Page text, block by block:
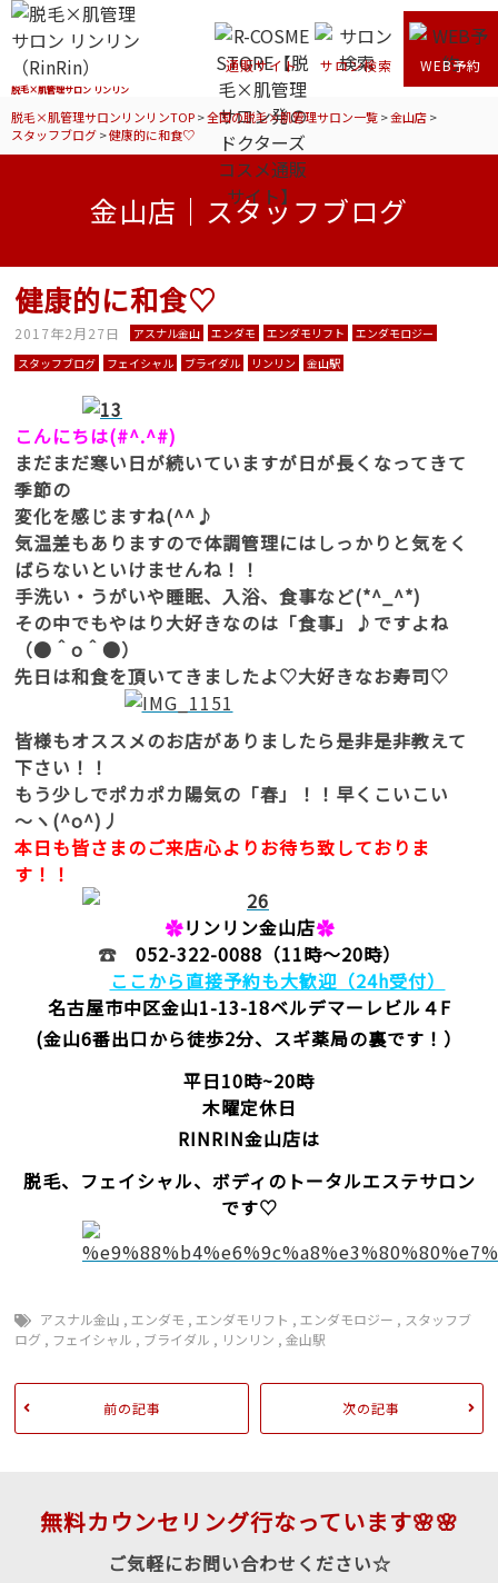
脱毛×肌管理サロン リンリン
通販サイト サロン検索 WEB予約
脱毛×肌管理サロンリンリンTOP>全国の脱毛×肌管理サロン一覧>金山店>
スタッフブログ>健康的に和食♡
金山店｜スタッフブログ
健康的に和食♡
2017年2月27日 アスナル金山 エンダモ エンダモリフト
エンダモロジー
スタッフブログ
フェイシャル ブライダル リンリン 金山駅
こんにちは(#^.^#)
まだまだ寒い日が続いていますが日が長くなってきて
季節の
変化を感じますね(^^♪
気温差もありますので体調管理にはしっかりと気をく
ばらないといけませんね！！
手洗い・うがいや睡眠、入浴、食事など(*^_^*)
その中でもやはり大好きなのは「食事」♪ですよね
（●＾o＾●）
先日は和食を頂いてきましたよ♡大好きなお寿司♡
皆様もオススメのお店がありましたら是非是非教えて
下さい！！
もう少しでポカポカ陽気の「春」！！早くこいこい
～ヽ(^o^)丿
本日も皆さまのご来店心よりお待ち致しておりま
す！！
✿リンリン金山店✿
☎ 052-322-0088 （11時～20時）
ここから直接予約も大歓迎（24h受付）
名古屋市中区金山1-13-18ベルデマーレビル４F
(金山6番出口から徒歩2分、スギ薬局の裏です！）
平日10時~20時
木曜定休日
RINRIN金山店は
脱毛、フェイシャル、ボディのトータルエステサロン
です♡
アスナル金山 ,エンダモ ,エンダモリフト ,エンダモロジー , スタッフブ
ログ , フェイシャル , ブライダル , リンリン ,金山駅
前の記事 次の記事
無料カウンセリング行なっています🌸🌸
ご気軽にお問い合わせください☆